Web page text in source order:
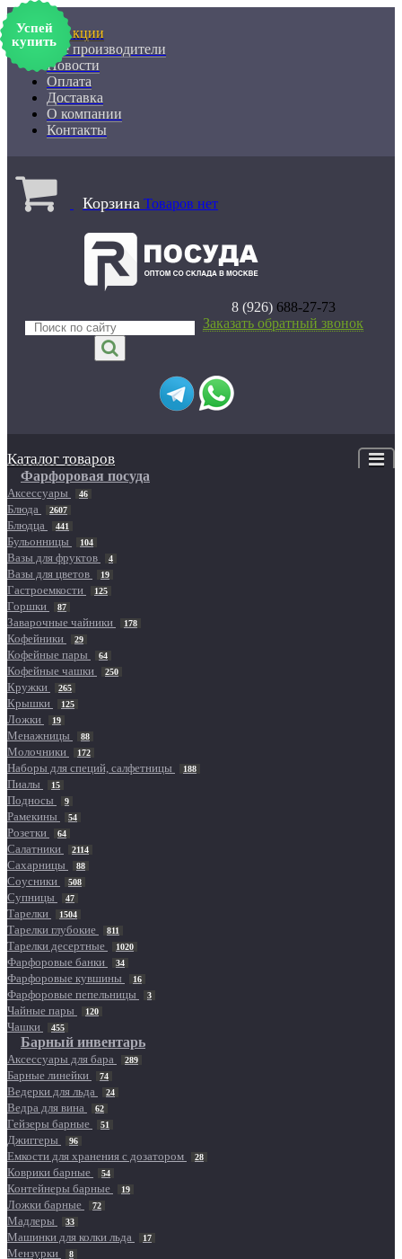
% Акции
Все производители
Новости
Оплата
Доставка
О компании
Контакты
Корзина Товаров нет
8 (926)688-27-73
Заказать обратный звонок
Каталог товаров
Фарфоровая посуда
Аксессуары 46
Блюда 2607
Блюдца 441
Бульонницы 104
Вазы для фруктов 4
Вазы для цветов 19
Гастроемкости 125
Горшки 87
Заварочные чайники 178
Кофейники 29
Кофейные пары 64
Кофейные чашки 250
Кружки 265
Крышки 125
Ложки 19
Менажницы 88
Молочники 172
Наборы для специй, салфетницы 188
Пиалы 15
Подносы 9
Рамекины 54
Розетки 64
Салатники 2114
Сахарницы 88
Соусники 508
Супницы 47
Тарелки 1504
Тарелки глубокие 811
Тарелки десертные 1020
Фарфоровые банки 34
Фарфоровые кувшины 16
Фарфоровые пепельницы 3
Чайные пары 120
Чашки 455
Барный инвентарь
Аксессуары для бара 289
Барные линейки 74
Ведерки для льда 24
Ведра для вина 62
Гейзеры барные 51
Джиггеры 96
Емкости для хранения с дозатором 28
Коврики барные 54
Контейнеры барные 19
Ложки барные 72
Мадлеры 33
Машинки для колки льда 17
Мензурки 8
Успей
купить